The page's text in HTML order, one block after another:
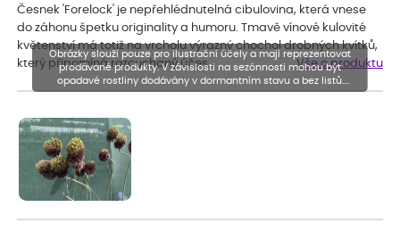
Česnek 'Forelock' je nepřehlédnutelná cibulovina, která vnese
do záhonu špetku originality a humoru. Tmavě vínové kulovité
květenství má totiž na vrcholu výrazný chochol drobných kvítků,
který připomíná rozcuchaný účes…
Vše o produktu
Obrázky slouží pouze pro ilustrační účely a mají reprezentovat
prodávané produkty. V závislosti na sezónnosti mohou být
opadavé rostliny dodávány v dormantním stavu a bez listů.
Rostliny mohou být také sestřiženy níže, než je uvedená výška,